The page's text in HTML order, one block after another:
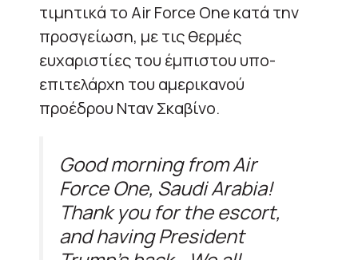
τιμητικά το Air Force One κατά την
προσγείωση, με τις θερμές
ευχαριστίες του έμπιστου υπο-
επιτελάρχη του αμερικανού
προέδρου Νταν Σκαβίνο.
Good morning from Air
Force One, Saudi Arabia!
Thank you for the escort,
and having President